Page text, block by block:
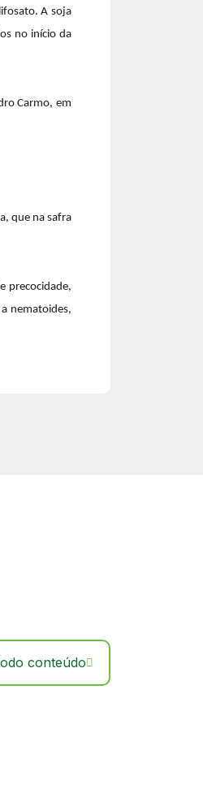
A soja
no início da
Carmo, em
que na safra
precocidade,
nematoides,
conteúdo